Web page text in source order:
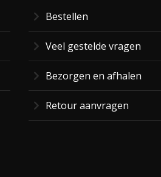
Bestellen
Veel gestelde vragen
Bezorgen en afhalen
Retour aanvragen